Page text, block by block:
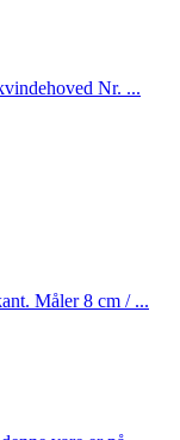
Nr. ...
Måler 8 cm / ...